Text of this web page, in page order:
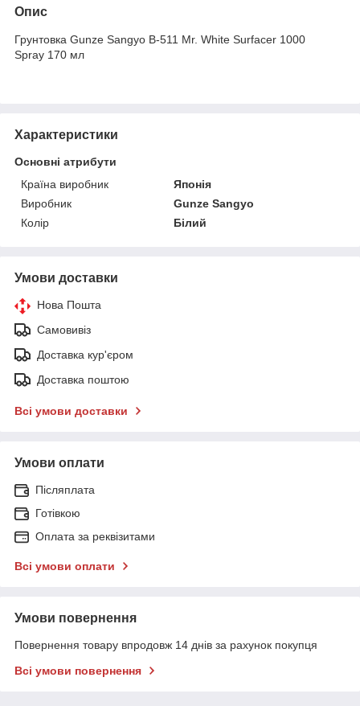
Опис
Грунтовка Gunze Sangyo B-511 Mr. White Surfacer 1000
Spray 170 мл
Характеристики
Основні атрибути
Країна виробник
Японія
Виробник
Gunze Sangyo
Колір
Білий
Умови доставки
Нова Пошта
Самовивіз
Доставка кур'єром
Доставка поштою
Всі умови доставки
Умови оплати
Післяплата
Готівкою
Оплата за реквізитами
Всі умови оплати
Умови повернення
Повернення товару впродовж 14 днів за рахунок покупця
Всі умови повернення